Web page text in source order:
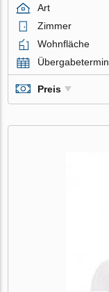
Art
Zimmer
Wohnfläche
Übergabetermin
Preis